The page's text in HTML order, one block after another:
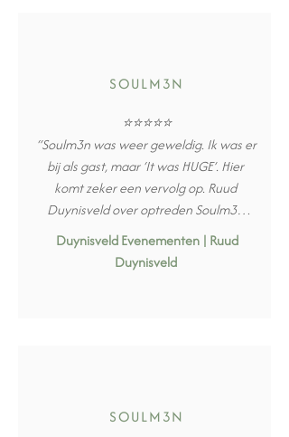
SOULM3N
⭐⭐⭐⭐⭐
“Soulm3n was weer geweldig. Ik was er
bij als gast, maar ‘It was HUGE’. Hier
komt zeker een vervolg op. Ruud
Duynisveld over optreden Soulm3n
tijdens Sunday Brunch dinnershow in
de Hoek van Holland.”
Duynisveld Evenementen | Ruud
Duynisveld
SOULM3N